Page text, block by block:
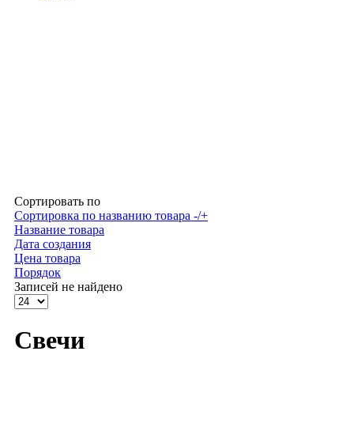
Сортировать по
Сортировка по названию товара -/+
Название товара
Дата создания
Цена товара
Порядок
Записей не найдено
Свечи